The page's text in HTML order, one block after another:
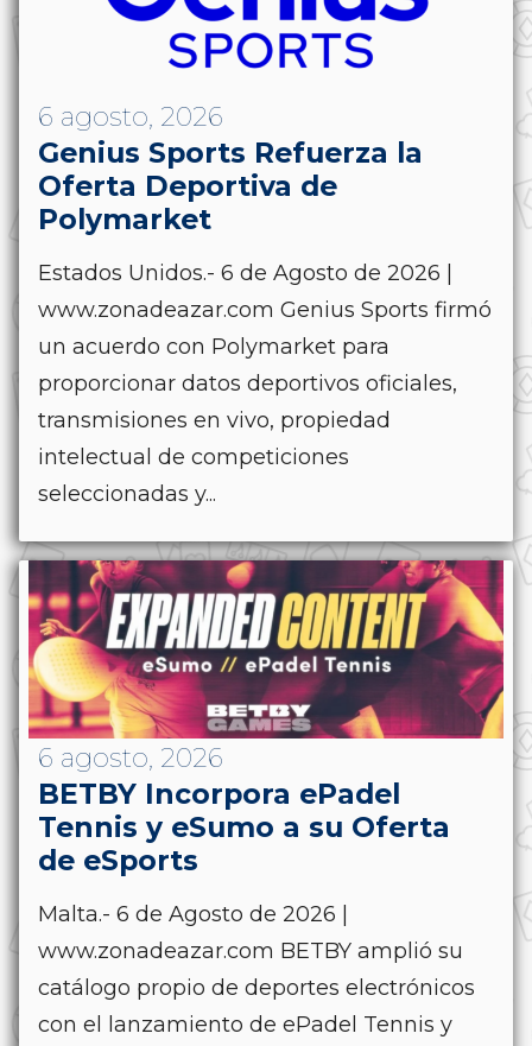
6 agosto, 2026
Genius Sports Refuerza la
Oferta Deportiva de
Polymarket
Estados Unidos.- 6 de Agosto de 2026 |
www.zonadeazar.com Genius Sports firmó
un acuerdo con Polymarket para
proporcionar datos deportivos oficiales,
transmisiones en vivo, propiedad
intelectual de competiciones
seleccionadas y...
6 agosto, 2026
BETBY Incorpora ePadel
Tennis y eSumo a su Oferta
de eSports
Malta.- 6 de Agosto de 2026 |
www.zonadeazar.com BETBY amplió su
catálogo propio de deportes electrónicos
con el lanzamiento de ePadel Tennis y